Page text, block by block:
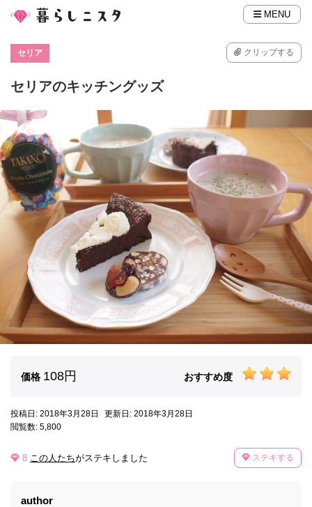
MENU
セリア クリップする
セリアのキッチングッズ
価格 108円 おすすめ度
投稿日: 2018年3月28日
更新日: 2018年3月28日
閲覧数: 5,800
8 この人たちがステキしました ステキする
author